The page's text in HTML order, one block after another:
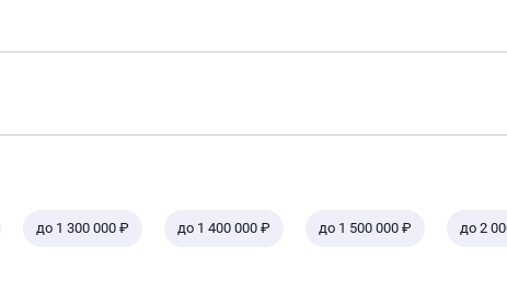
до 1 300 000 ₽ до 1 400 000 ₽ до 1 500 000 ₽ до 2